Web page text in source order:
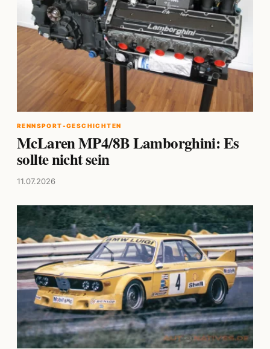
RENNSPORT-GESCHICHTEN
McLaren MP4/8B Lamborghini: Es
sollte nicht sein
11.07.2026